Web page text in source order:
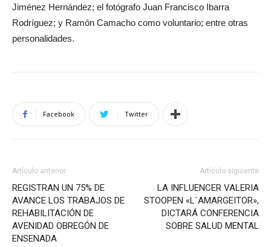
Jiménez Hernández; el fotógrafo Juan Francisco Ibarra
Rodríguez; y Ramón Camacho como voluntario; entre otras
personalidades.
Facebook Twitter
Artículo anterior
REGISTRAN UN 75% DE
AVANCE LOS TRABAJOS DE
REHABILITACIÓN DE
AVENIDAD OBREGÓN DE
ENSENADA
Artículo siguiente
LA INFLUENCER VALERIA
STOOPEN «L´AMARGEITOR»,
DICTARÁ CONFERENCIA
SOBRE SALUD MENTAL